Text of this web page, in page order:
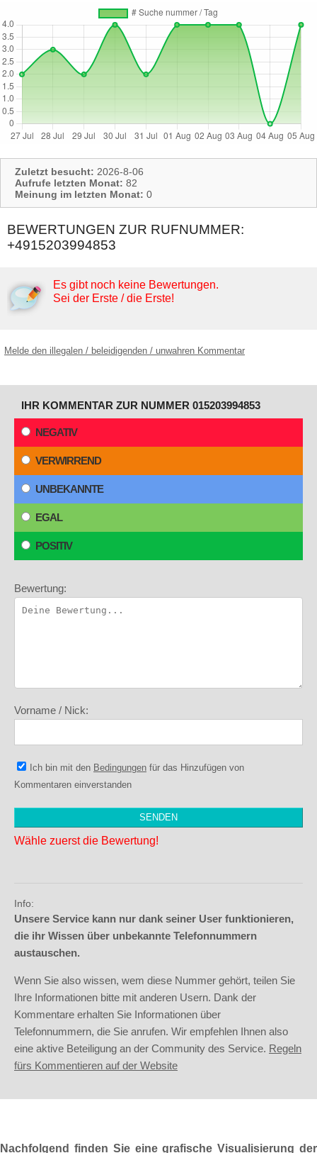
Zuletzt besucht: 2026-8-06
Aufrufe letzten Monat: 82
Meinung im letzten Monat: 0
BEWERTUNGEN ZUR RUFNUMMER:
+4915203994853
Es gibt noch keine Bewertungen.
Sei der Erste / die Erste!
Melde den illegalen / beleidigenden / unwahren Kommentar
IHR KOMMENTAR ZUR NUMMER 015203994853
NEGATIV
VERWIRREND
UNBEKANNTE
EGAL
POSITIV
Bewertung:
Vorname / Nick:
Ich bin mit den Bedingungen für das Hinzufügen von
Kommentaren einverstanden
Wähle zuerst die Bewertung!
Info:
Unsere Service kann nur dank seiner User funktionieren,
die ihr Wissen über unbekannte Telefonnummern
austauschen.
Wenn Sie also wissen, wem diese Nummer gehört, teilen Sie
Ihre Informationen bitte mit anderen Usern. Dank der
Kommentare erhalten Sie Informationen über
Telefonnummern, die Sie anrufen. Wir empfehlen Ihnen also
eine aktive Beteiligung an der Community des Service. Regeln
fürs Kommentieren auf der Website
Nachfolgend finden Sie eine grafische Visualisierung der